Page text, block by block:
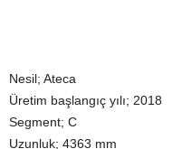
Nesil; Ateca
Üretim başlangıç yılı; 2018
Segment; C
Uzunluk; 4363 mm